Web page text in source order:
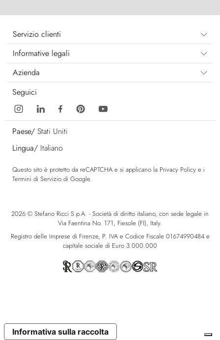
Servizio clienti
Informative legali
Azienda
Seguici
Paese/ Stati Uniti
Lingua/ Italiano
Questo sito è protetto da reCAPTCHA e si applicano la Privacy Policy e i
Termini di Servizio di Google.
2026 © Stefano Ricci S.p.A. - Società di diritto italiano, con sede legale in
Via Faentina No. 171, Fiesole (FI), Italy.
Registro delle Imprese di Firenze, P. IVA e Codice Fiscale 01674990484 e
capitale sociale di Euro 3.000.000
Informativa sulla raccolta